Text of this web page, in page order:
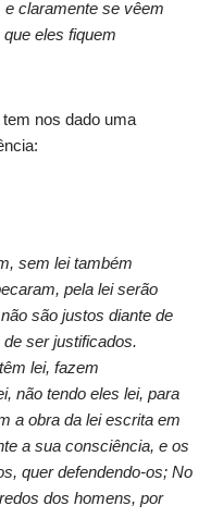
claramente se vêem
eles fiquem
nos dado uma
sem lei também
pela lei serão
são justos diante de
ser justificados.
lei, fazem
não tendo eles lei, para
a obra da lei escrita em
a sua consciência, e os
quer defendendo-os; No
dos homens, por